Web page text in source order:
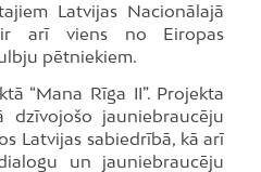
Latvijas Nacionālajā
arī viens no Eiropas
pētniekiem.
“Mana Rīga II”. Projekta
dzīvojošo jauniebraucēju
Latvijas sabiedrībā, kā arī
un jauniebraucēju